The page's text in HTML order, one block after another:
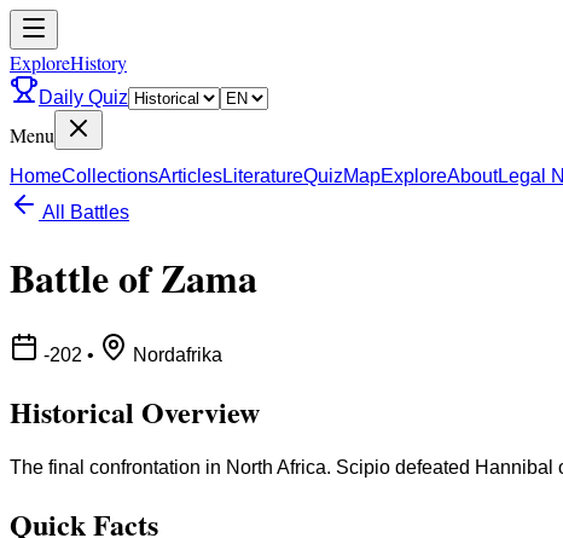
ExploreHistory
Daily Quiz
Menu
HomeCollectionsArticlesLiteratureQuizMapExploreAboutLegal
All Battles
Battle of Zama
-202 • Nordafrika
Historical Overview
The final confrontation in North Africa. Scipio defeated Hannibal
Quick Facts